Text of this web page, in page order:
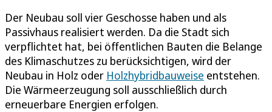
Der Neubau soll vier Geschosse haben und als
Passivhaus realisiert werden. Da die Stadt sich
verpflichtet hat, bei öffentlichen Bauten die Belange
des Klimaschutzes zu berücksichtigen, wird der
Neubau in Holz oder Holzhybridbauweise entstehen.
Die Wärmeerzeugung soll ausschließlich durch
erneuerbare Energien erfolgen.